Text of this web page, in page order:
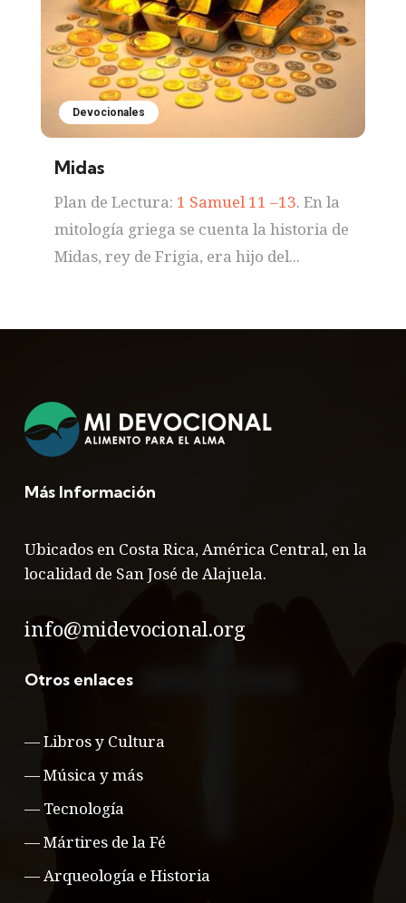
Devocionales
Midas
Plan de Lectura: 1 Samuel 11 –13. En la
mitología griega se cuenta la historia de
Midas, rey de Frigia, era hijo del...
Más Información
Ubicados en Costa Rica, América Central, en la
localidad de San José de Alajuela.
info@midevocional.org
Otros enlaces
—Libros y Cultura
—Música y más
— Tecnología
—Mártires de la Fé
— Arqueología e Historia